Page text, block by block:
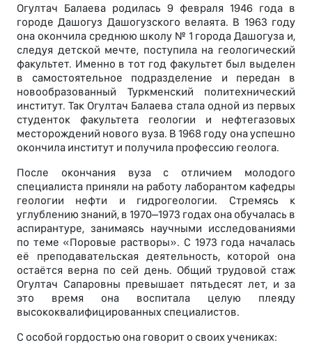
Огултач Балаева родилась 9 февраля 1946 года в
городе Дашогуз Дашогузского велаята. В 1963 году
она окончила среднюю школу № 1 города Дашогуза и,
следуя детской мечте, поступила на геологический
факультет. Именно в тот год факультет был выделен
в самостоятельное подразделение и передан в
новообразованный Туркменский политехнический
институт. Так Огултач Балаева стала одной из первых
студенток факультета геологии и нефтегазовых
месторождений нового вуза. В 1968 году она успешно
окончила институт и получила профессию геолога.
После окончания вуза с отличием молодого
специалиста приняли на работу лаборантом кафедры
геологии нефти и гидрогеологии. Стремясь к
углублению знаний, в 1970–1973 годах она обучалась в
аспирантуре, занимаясь научными исследованиями
по теме «Поровые растворы». С 1973 года началась
её преподавательская деятельность, которой она
остаётся верна по сей день. Общий трудовой стаж
Огултач Сапаровны превышает пятьдесят лет, и за
это время она воспитала целую плеяду
высококвалифицированных специалистов.
С особой гордостью она говорит о своих учениках: